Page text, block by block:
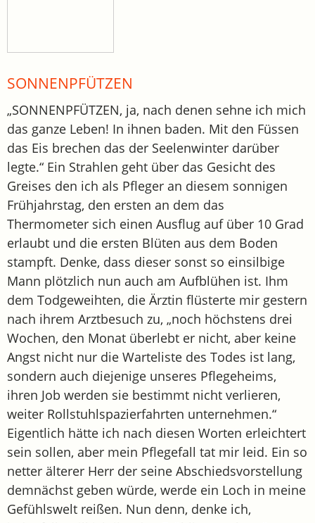
SONNENPFÜTZEN
„SONNENPFÜTZEN, ja, nach denen sehne ich mich
das ganze Leben! In ihnen baden. Mit den Füssen
das Eis brechen das der Seelenwinter darüber
legte.“ Ein Strahlen geht über das Gesicht des
Greises den ich als Pfleger an diesem sonnigen
Frühjahrstag, den ersten an dem das
Thermometer sich einen Ausflug auf über 10 Grad
erlaubt und die ersten Blüten aus dem Boden
stampft. Denke, dass dieser sonst so einsilbige
Mann plötzlich nun auch am Aufblühen ist. Ihm
dem Todgeweihten, die Ärztin flüsterte mir gestern
nach ihrem Arztbesuch zu, „noch höchstens drei
Wochen, den Monat überlebt er nicht, aber keine
Angst nicht nur die Warteliste des Todes ist lang,
sondern auch diejenige unseres Pflegeheims,
ihren Job werden sie bestimmt nicht verlieren,
weiter Rollstuhlspazierfahrten unternehmen.“
Eigentlich hätte ich nach diesen Worten erleichtert
sein sollen, aber mein Pflegefall tat mir leid. Ein so
netter älterer Herr der seine Abschiedsvorstellung
demnächst geben würde, werde ein Loch in meine
Gefühlswelt reißen. Nun denn, denke ich,